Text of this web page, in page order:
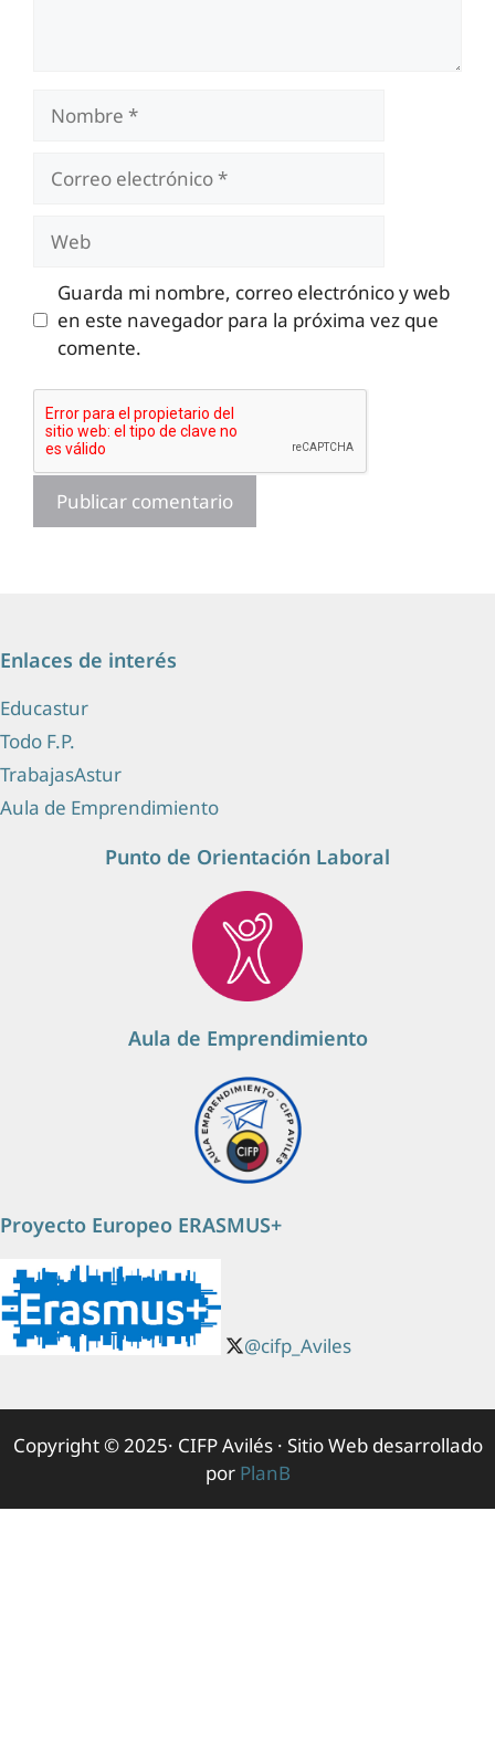
Nombre
Correo
electrónico
Guarda mi nombre, correo electrónico y web
en este navegador para la próxima vez que
comente.
Enlaces de interés
Educastur
Todo F.P.
TrabajasAstur
Aula de Emprendimiento
Punto de Orientación Laboral
Aula de Emprendimiento
Proyecto Europeo ERASMUS+
@cifp_Aviles
Copyright © 2025· CIFP Avilés · Sitio Web desarrollado
por PlanB